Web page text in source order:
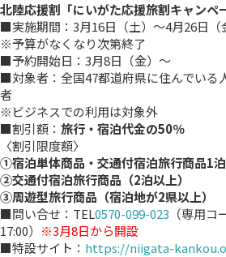
北陸応援割「にいがた応援旅割キャンペ
■実施期間：3月16日（土）～4月26日（
※予算がなくなり次第終了
■予約開始日：3月8日（金）～
■対象者：全国47都道府県に住んでいる
者
※ビジネスでの利用は対象外
■割引額： 旅行・宿泊代金の50％
〈割引限度額〉
①宿泊単体商品・交通付宿泊旅行商品1
②交通付宿泊旅行商品（2泊以上
③周遊型旅行商品（宿泊地が2県以上
■問い合せ：TEL0570-099-023 （専用
17:00） ※3月8日から開設
■特設サイト： https://niigata-